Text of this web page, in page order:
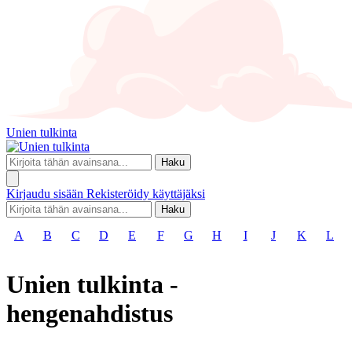
Unien tulkinta
Haku
Kirjaudu sisään Rekisteröidy käyttäjäksi
Haku
A B C D E F G H I J K L
Unien tulkinta -
hengenahdistus